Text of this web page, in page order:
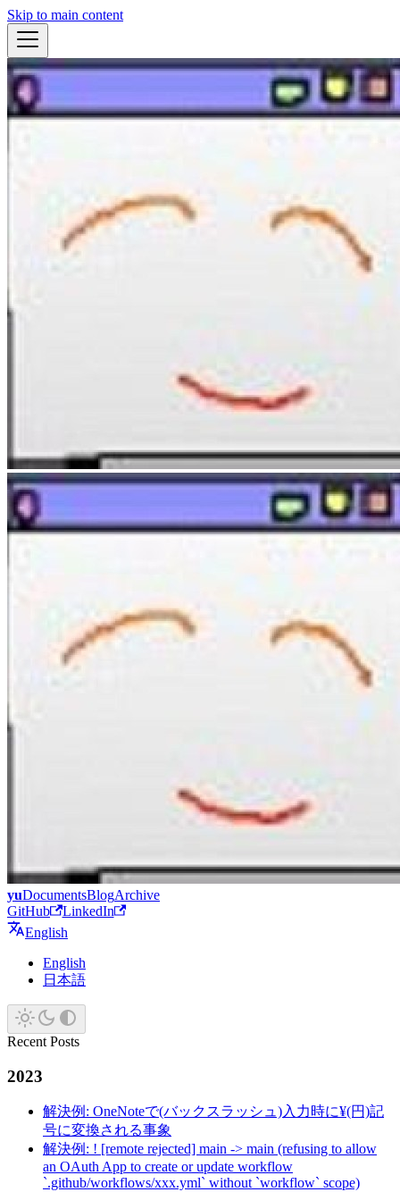
Skip to main content
yuDocumentsBlogArchive
GitHub
LinkedIn
English
English
日本語
Recent Posts
2023
解決例: OneNoteで(バックスラッシュ)入力時に¥(円)記
号に変換される事象
解決例: ! [remote rejected] main -> main (refusing to allow
an OAuth App to create or update workflow
`.github/workflows/xxx.yml` without `workflow` scope)